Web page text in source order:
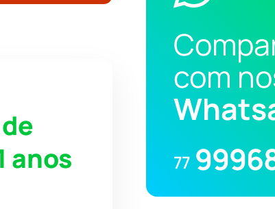
anos
com
77